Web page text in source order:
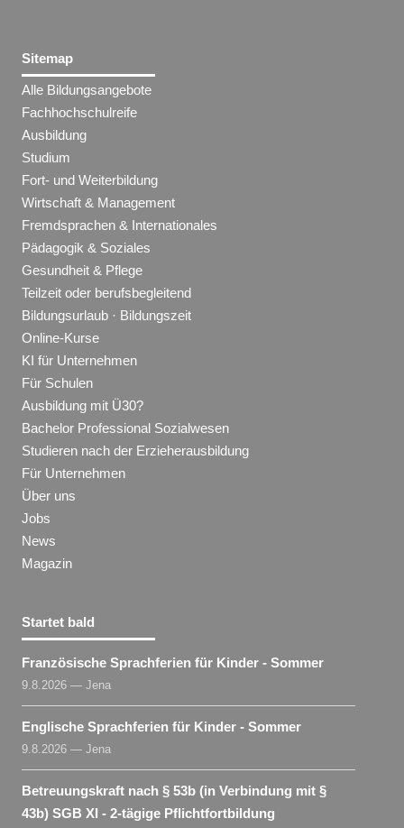
Sitemap
Alle Bildungsangebote
Fachhochschulreife
Ausbildung
Studium
Fort- und Weiterbildung
Wirtschaft & Management
Fremdsprachen & Internationales
Pädagogik & Soziales
Gesundheit & Pflege
Teilzeit oder berufsbegleitend
Bildungsurlaub · Bildungszeit
Online-Kurse
KI für Unternehmen
Für Schulen
Ausbildung mit Ü30?
Bachelor Professional Sozialwesen
Studieren nach der Erzieherausbildung
Für Unternehmen
Über uns
Jobs
News
Magazin
Startet bald
Französische Sprachferien für Kinder - Sommer
9.8.2026 — Jena
Englische Sprachferien für Kinder - Sommer
9.8.2026 — Jena
Betreuungskraft nach § 53b (in Verbindung mit §
43b) SGB XI - 2-tägige Pflichtfortbildung